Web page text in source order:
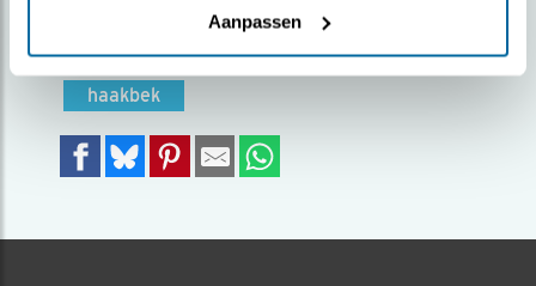
Aanpassen
Zoek verder op
haakbek